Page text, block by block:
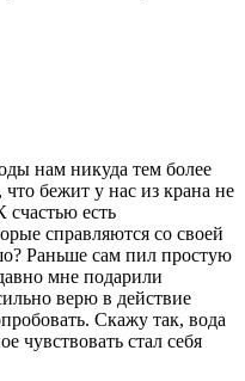
нам никуда тем более
бежит у нас из крана не
есть
справляются со своей
Раньше сам пил простую
мне подарили
верю в действие
Скажу так, вода
чувствовать стал себя